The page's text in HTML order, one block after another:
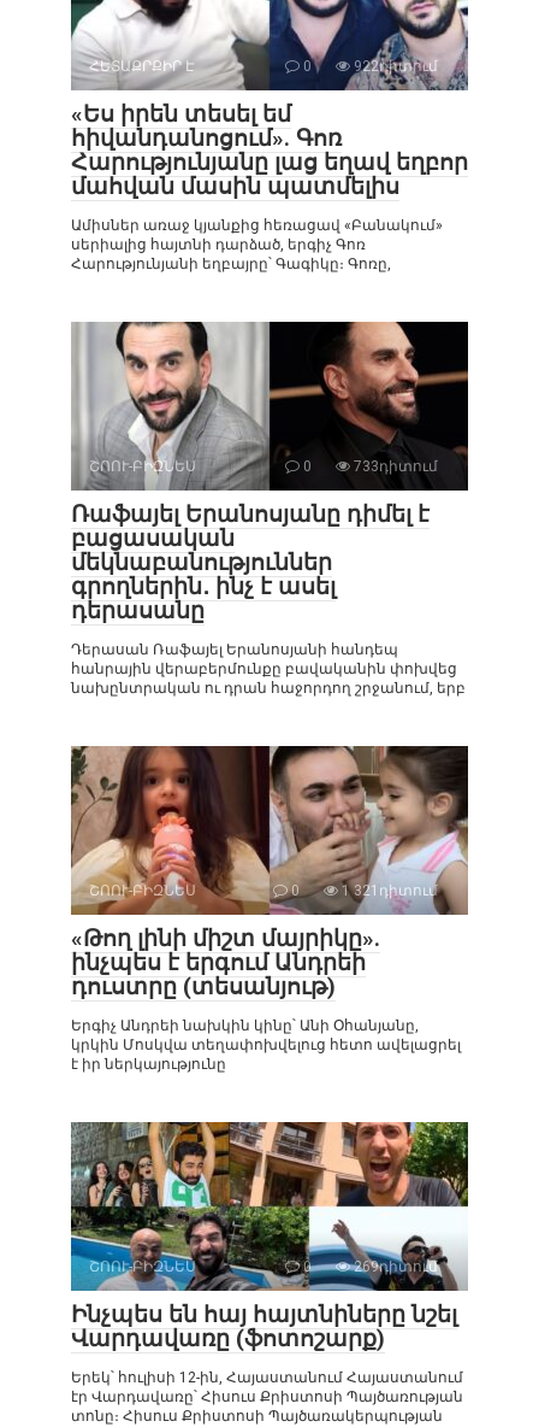
ՀԵՏԱՔՐՔԻՐ Է 0 922դիտում
«Ես իրեն տեսել եմ
հիվանդանոցում». Գոռ
Հարությունյանը լաց եղավ եղբոր
մահվան մասին պատմելիս
Ամիսներ առաջ կյանքից հեռացավ «Բանակում»
սերիալից հայտնի դարձած, երգիչ Գոռ
Հարությունյանի եղբայրը՝ Գագիկը։ Գոռը,
ՇՈՈՒ-ԲԻԶՆԵՍ 0 733դիտում
Ռաֆայել Երանոսյանը դիմել է
բացասական
մեկնաբանություններ
գրողներին․ ինչ է ասել
դերասանը
Դերասան Ռաֆայել Երանոսյանի հանդեպ
հանրային վերաբերմունքը բավականին փոխվեց
նախընտրական ու դրան հաջորդող շրջանում, երբ
ՇՈՈՒ-ԲԻԶՆԵՍ 0 1 321դիտում
«Թող լինի միշտ մայրիկը».
ինչպես է երգում Անդրեի
դուստրը (տեսանյութ)
Երգիչ Անդրեի նախկին կինը՝ Անի Օհանյանը,
կրկին Մոսկվա տեղափոխվելուց հետո ավելացրել
է իր ներկայությունը
ՇՈՈՒ-ԲԻԶՆԵՍ 0 269դիտում
Ինչպես են հայ հայտնիները նշել
Վարդավառը (ֆոտոշարք)
Երեկ՝ հուլիսի 12-ին, Հայաստանում Հայաստանում
էր Վարդավառը՝ Հիսուս Քրիստոսի Պայծառության
տոնը։ Հիսուս Քրիստոսի Պայծառակերպության